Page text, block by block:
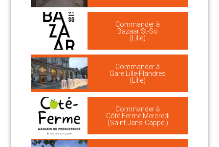
Commander à
Bazaar St-So
(Lille)
Commander à
Gare Lille-Flandres
(Lille)
Commander à
Côté Ferme Mercredi
(Saint-Jans-Cappel)